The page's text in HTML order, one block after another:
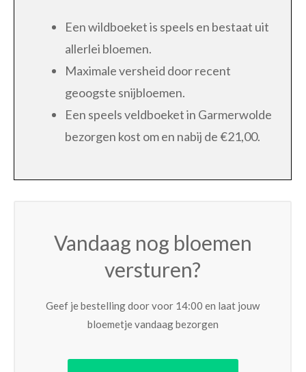
Een wildboeket is speels en bestaat uit
allerlei bloemen.
Maximale versheid door recent
geoogste snijbloemen.
Een speels veldboeket in Garmerwolde
bezorgen kost om en nabij de €21,00.
Vandaag nog bloemen
versturen?
Geef je bestelling door voor 14:00 en laat jouw
bloemetje vandaag bezorgen